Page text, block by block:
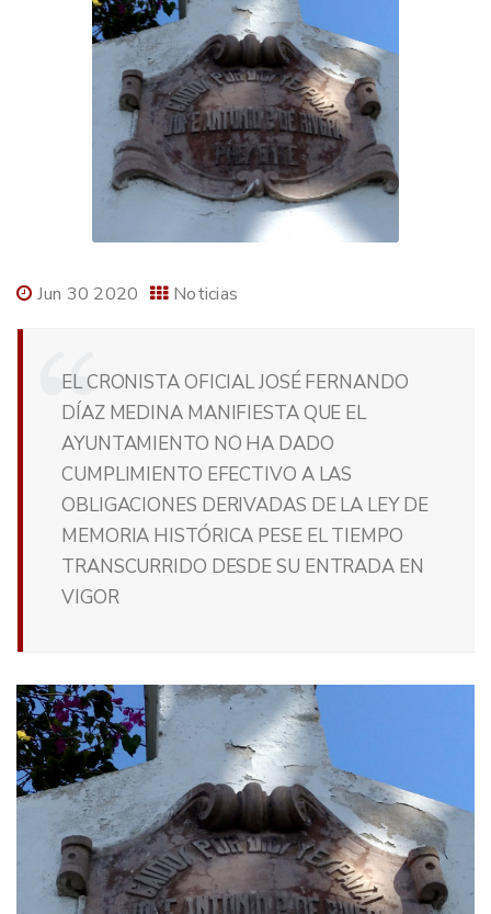
Jun 30 2020 Noticias
EL CRONISTA OFICIAL JOSÉ FERNANDO
DÍAZ MEDINA MANIFIESTA QUE EL
AYUNTAMIENTO NO HA DADO
CUMPLIMIENTO EFECTIVO A LAS
OBLIGACIONES DERIVADAS DE LA LEY DE
MEMORIA HISTÓRICA PESE EL TIEMPO
TRANSCURRIDO DESDE SU ENTRADA EN
VIGOR